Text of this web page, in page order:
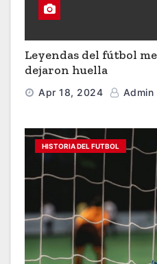
Leyendas del fútbol
dejaron huella
Apr 18, 2024 Admin
HISTORIA DEL FUTBOL